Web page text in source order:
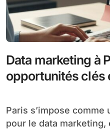
Data marketing à
opportunités clés
Paris s’impose comme un centre névralgique
pour le data